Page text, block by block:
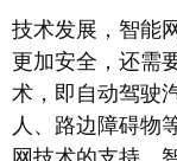
技术发展，智能
更加安全，还需
术，即自动驾驶
人、路边障碍物